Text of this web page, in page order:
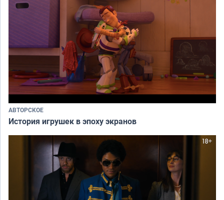
АВТОРСКОЕ
История игрушек в эпоху экранов